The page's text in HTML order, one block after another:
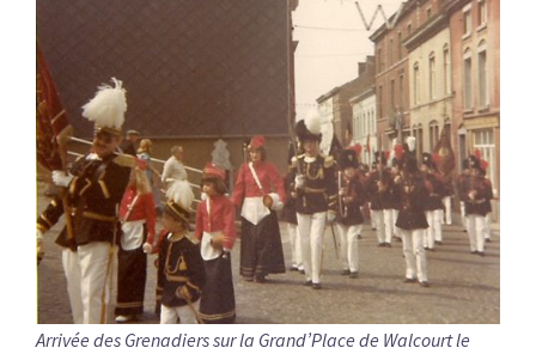
Arrivée des Grenadiers sur la Grand’Place de Walcourt le